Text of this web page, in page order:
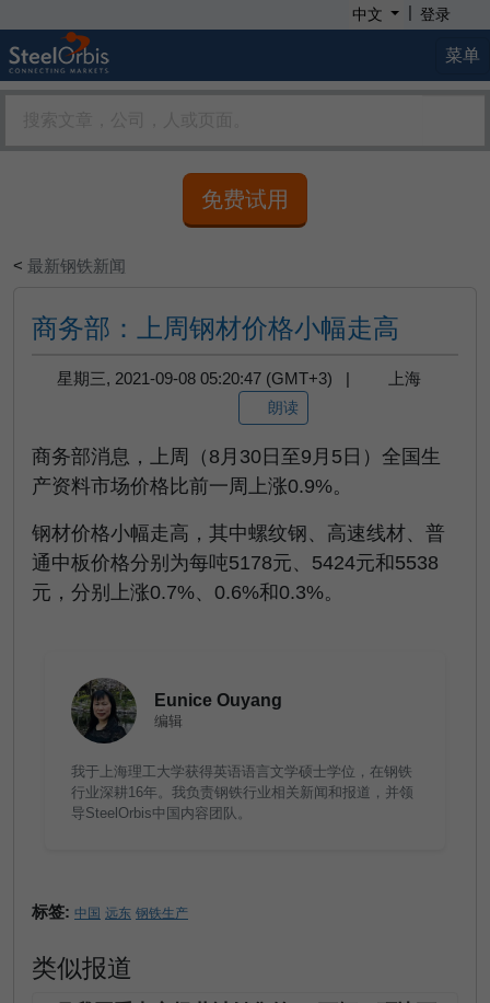
中文 | 登录
菜单
免费试用
< 最新钢铁新闻
商务部：上周钢材价格小幅走高
星期三, 2021-09-08 05:20:47 (GMT+3) | 上海
朗读
商务部消息，上周（8月30日至9月5日）全国生
产资料市场价格比前一周上涨0.9%。
钢材价格小幅走高，其中螺纹钢、高速线材、普
通中板价格分别为每吨5178元、5424元和5538
元，分别上涨0.7%、0.6%和0.3%。
Eunice Ouyang
编辑
我于上海理工大学获得英语语言文学硕士学位，在钢铁
行业深耕16年。我负责钢铁行业相关新闻和报道，并领
导SteelOrbis中国内容团队。
标签: 中国 远东 钢铁生产
类似报道